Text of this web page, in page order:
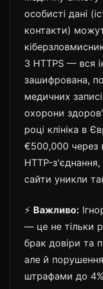
особисті дані
контакти)
З HTTPS — вся
зашифрована,
медичних
охорони
році клініка в
€500,000 через
HTTP-
сайти уникли
⚡ Важливо:
— це не тільки
брак довіри та
але й порушення
штрафами до 4%